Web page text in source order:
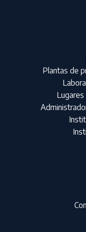
Plantas de